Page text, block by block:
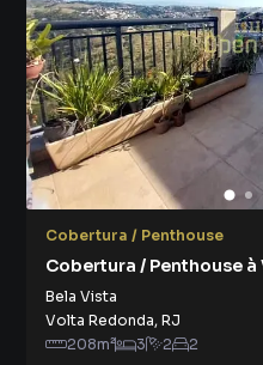
Cobertura / Penthouse
Cobertura / Penthouse à
Bela Vista
Volta Redonda, RJ
208m² 3 2 2